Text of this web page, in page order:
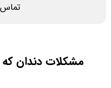
تماس
مشکلات دندان که